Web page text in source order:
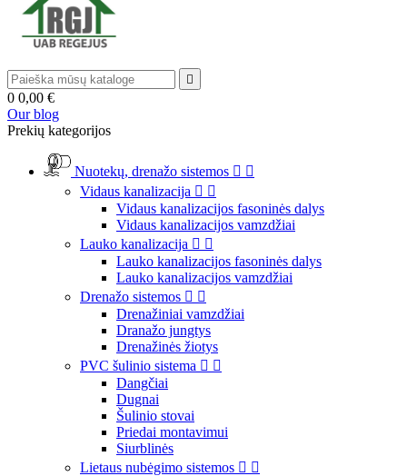

0 0,00 €
Our blog
Prekių kategorijos
Nuotekų, drenažo sistemos  
Vidaus kanalizacija  
Vidaus kanalizacijos fasoninės dalys
Vidaus kanalizacijos vamzdžiai
Lauko kanalizacija  
Lauko kanalizacijos fasoninės dalys
Lauko kanalizacijos vamzdžiai
Drenažo sistemos  
Drenažiniai vamzdžiai
Dranažo jungtys
Drenažinės žiotys
PVC šulinio sistema  
Dangčiai
Dugnai
Šulinio stovai
Priedai montavimui
Siurblinės
Lietaus nubėgimo sistemos  